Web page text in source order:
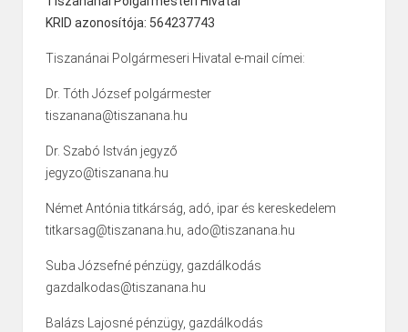
KRID azonosítója: 564237743
Tiszanánai Polgármeseri Hivatal e-mail címei:
Dr. Tóth József polgármester
tiszanana@tiszanana.hu
Dr. Szabó István jegyző
jegyzo@tiszanana.hu
Német Antónia titkárság, adó, ipar és kereskedelem
titkarsag@tiszanana.hu, ado@tiszanana.hu
Suba Józsefné pénzügy, gazdálkodás
gazdalkodas@tiszanana.hu
Balázs Lajosné pénzügy, gazdálkodás